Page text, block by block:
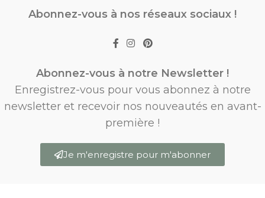
Abonnez-vous à nos réseaux sociaux !
Abonnez-vous à notre Newsletter !
Enregistrez-vous pour vous abonnez à notre
newsletter et recevoir nos nouveautés en avant-
première !
Je m'enregistre pour m'abonner